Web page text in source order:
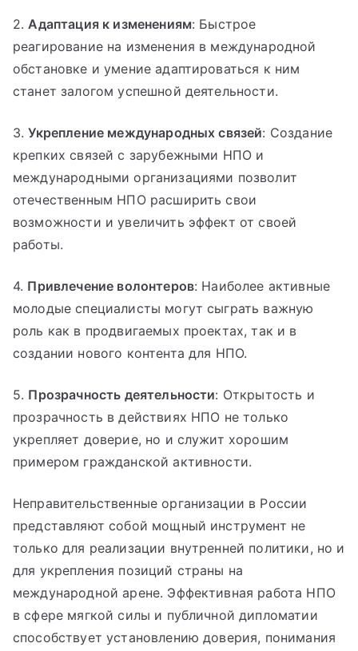
2.Адаптация к изменениям: Быстрое
реагирование на изменения в международной
обстановке и умение адаптироваться к ним
станет залогом успешной деятельности.
3.Укрепление международных связей: Создание
крепких связей с зарубежными НПО и
международными организациями позволит
отечественным НПО расширить свои
возможности и увеличить эффект от своей
работы.
4. Привлечение волонтеров: Наиболее активные
молодые специалисты могут сыграть важную
роль как в продвигаемых проектах, так и в
создании нового контента для НПО.
5. Прозрачность деятельности: Открытость и
прозрачность в действиях НПО не только
укрепляет доверие, но и служит хорошим
примером гражданской активности.
Неправительственные организации в России
представляют собой мощный инструмент не
только для реализации внутренней политики, но и
для укрепления позиций страны на
международной арене. Эффективная работа НПО
в сфере мягкой силы и публичной дипломатии
способствует установлению доверия, понимания